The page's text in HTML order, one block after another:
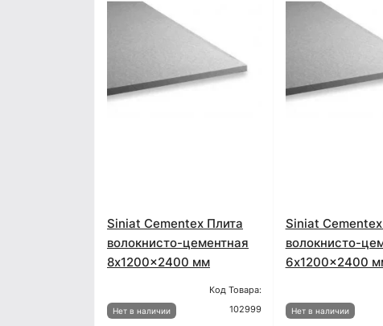
Siniat Cementex Плита
волокнисто-цементная
8x1200x2400 мм
Нет в наличии
Код Товара:
102999
Siniat
волокнисто-
6x1200x2400
Нет в наличии